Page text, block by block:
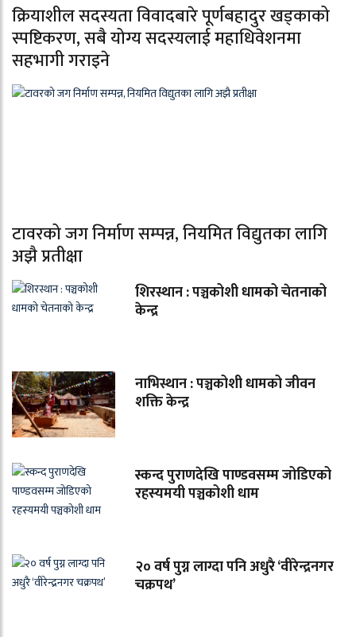
क्रियाशील सदस्यता विवादबारे पूर्णबहादुर खड्काको
स्पष्टिकरण, सबै योग्य सदस्यलाई महाधिवेशनमा
सहभागी गराइने
टावरको जग निर्माण सम्पन्न, नियमित विद्युतका लागि
अझै प्रतीक्षा
शिरस्थान : पञ्चकोशी धामको चेतनाको
केन्द्र
नाभिस्थान : पञ्चकोशी धामको जीवन
शक्ति केन्द्र
स्कन्द पुराणदेखि पाण्डवसम्म जोडिएको
रहस्यमयी पञ्चकोशी धाम
२० वर्ष पुग्न लाग्दा पनि अधुरै ‘वीरेन्द्रनगर
चक्रपथ’